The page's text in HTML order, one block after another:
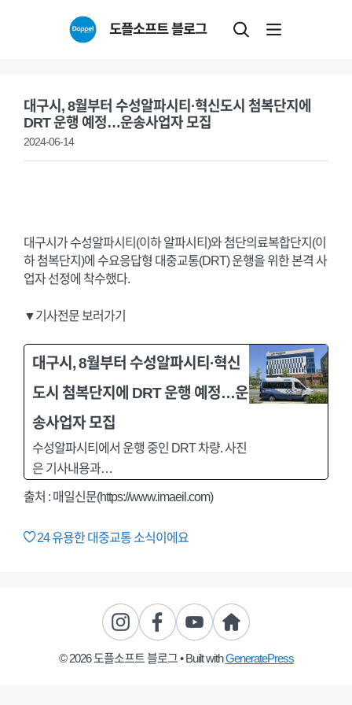
도플소프트 블로그
대구시, 8월부터 수성알파시티·혁신도시 첨복단지에
DRT 운행 예정…운송사업자 모집
2024-06-14
대구시가 수성알파시티(이하 알파시티)와 첨단의료복합단지(이
하 첨복단지)에 수요응답형 대중교통(DRT) 운행을 위한 본격 사
업자 선정에 착수했다.
▼기사전문 보러가기
대구시, 8월부터 수성알파시티·혁신
도시 첨복단지에 DRT 운행 예정…운
송사업자 모집
수성알파시티에서 운행 중인 DRT 차량. 사진
은 기사내용과…
출처 : 매일신문(https://www.imaeil.com)
24유용한 대중교통 소식이에요
© 2026 도플소프트 블로그• Built withGeneratePress